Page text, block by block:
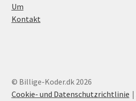
Um
Kontakt
© Billige-Koder.dk 2026
Cookie- und Datenschutzrichtlinie